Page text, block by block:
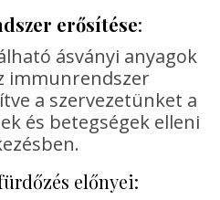
erősítése:
ásványi anyagok
immunrendszer
a szervezetünket a
és betegségek elleni
előnyei: